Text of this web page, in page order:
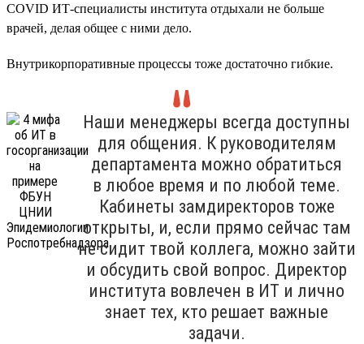
COVID ИТ-специалисты института отдыхали не больше
врачей, делая общее с ними дело.
Внутрикорпоративные процессы тоже достаточно гибкие.
Наши менеджеры всегда доступны
для общения. К руководителям
департамента можно обратиться
в любое время и по любой теме.
Кабинеты замдиректоров тоже
открыты, и, если прямо сейчас там
не сидит твой коллега, можно зайти
и обсудить свой вопрос. Директор
института вовлечен в ИТ и лично
знает тех, кто решает важные
задачи.